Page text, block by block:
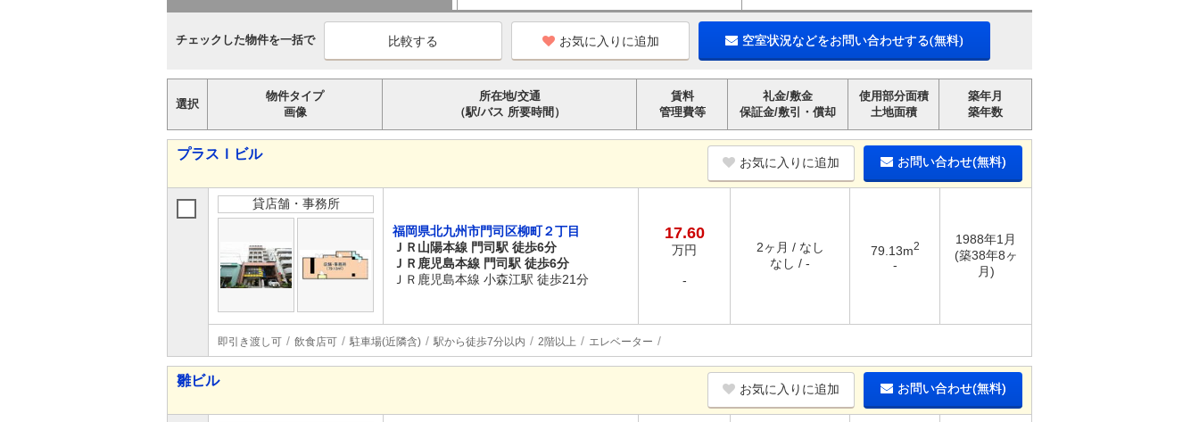
チェックした物件を一括で お気に入りに追加 空室状況などをお問い合わせする(無料)
選択
物件タイプ
画像
所在地/交通
（駅/バス 所要時間）
賃料
管理費等
礼金/敷金
保証金/敷引・償却
使用部分面積
土地面積
築年月
築年数
プラスＩビル
お気に入りに追加 お問い合わせ(無料)
貸店舗・事務所
福岡県北九州市門司区柳町２丁目
ＪＲ山陽本線 門司駅 徒歩6分
ＪＲ鹿児島本線 門司駅 徒歩6分
ＪＲ鹿児島本線 小森江駅 徒歩21分
17.60
万円
-
2ヶ月 / なし
なし / -
79.13m2
-
1988年1月
(築38年8ヶ
月)
即引き渡し可 飲食店可 駐車場(近隣含) 駅から徒歩7分以内 2階以上 エレベーター
雛ビル
お気に入りに追加 お問い合わせ(無料)